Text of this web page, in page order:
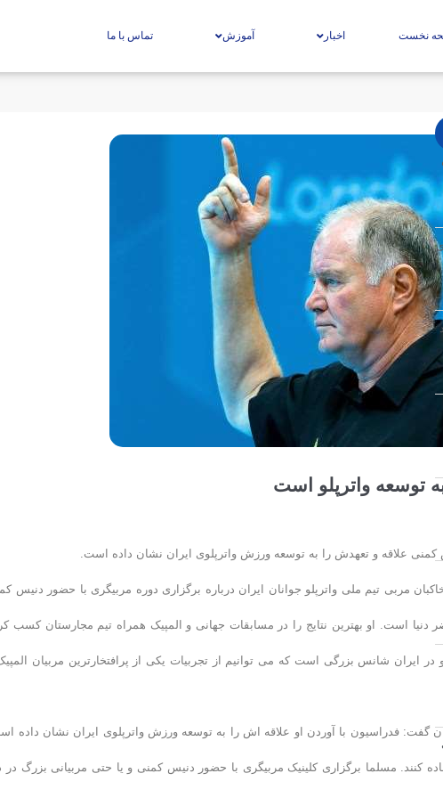
نخست اخبار آموزش تماس با ما
توسعه واترپلو است
کمنی علاقه و تعهدش را به توسعه ورزش واترپلوی ایران نشان داده است.
مربی تیم ملی واترپلو جوانان ایران درباره برگزاری دوره مربیگری با حضور دنیس
دنیا است. او بهترین نتایج را در مسابقات جهانی و المپیک همراه تیم مجارستان کسب
شانس بزرگی است که می توانیم از تجربیات یکی از پرافتخارترین مربیان
گفت: فدراسیون با آوردن او علاقه اش را به توسعه ورزش واترپلوی ایران نشان داده
از تجربیات و کلاس او از صفر تا ۱۰۰ درصد استفاده کنند. مسلما برگزاری کلینیک مربیگری با حضور دنیس کمنی و یا حتی مربیانی بزرگ در